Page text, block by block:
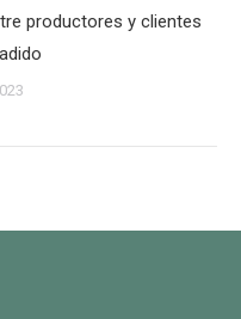
productores y clientes